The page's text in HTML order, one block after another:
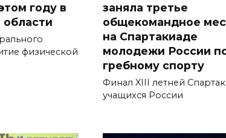
году в
области
физической
заняла третье
общекомандное
на Спартакиаде
молодежи России
гребному спорту
Финал XIII летней
учащихся России